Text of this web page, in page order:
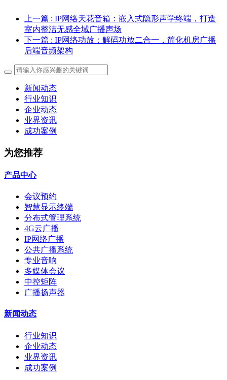
上一篇 : IP网络天花音箱：嵌入式隐形声学终端，打造
室内整洁无感全域广播声场
下一篇 : IP网络功放：解码功放二合一，简化机房广播
后端音频架构
新闻动态
行业知识
企业动态
业界资讯
成功案例
为您推荐
产品中心
会议预约
智慧显示终端
分布式管理系统
4G云广播
IP网络广播
公共广播系统
专业音响
多媒体会议
中控矩阵
广播扬声器
新闻动态
行业知识
企业动态
业界资讯
成功案例